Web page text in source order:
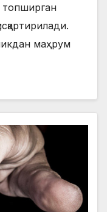
топширган
маҳрум